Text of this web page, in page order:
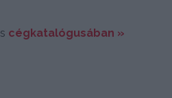
cégkatalógusában »